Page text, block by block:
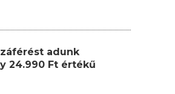
adunk
24.990 Ft értékű